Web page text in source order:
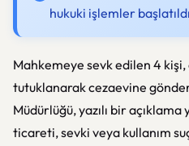
hukuki işlemler
Mahkemeye sevk edilen 4 kişi,
tutuklanarak cezaevine
Müdürlüğü, yazılı bir
ticareti, sevki veya kullanım